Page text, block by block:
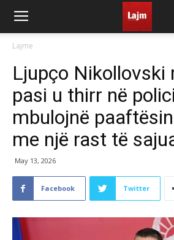
Lajme
Ljupço Nikollovski
pasi u thirr në
mbulojnë
me një rast të
May 13, 2026
Facebook Twitter